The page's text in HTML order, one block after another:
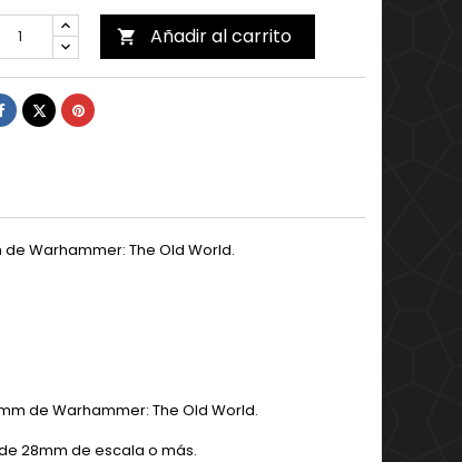
 Añadir al carrito
Compartir
TuitearPinterest
Warhammer: The Old World.
de Warhammer: The Old World.
28mm de escala o más.